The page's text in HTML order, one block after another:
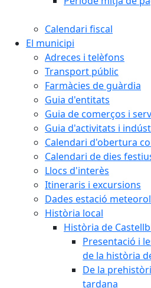
Calendari fiscal
El municipi
Adreces i telèfons
Transport públic
Farmàcies de guàrdia
Guia d'entitats
Guia de comerços i
Guia d'activitats i
Calendari d'obertura
Calendari de dies
Llocs d'interès
Itineraris i excursions
Dades estació
Història local
Història de
Presentació i
de la història
De la
tardana